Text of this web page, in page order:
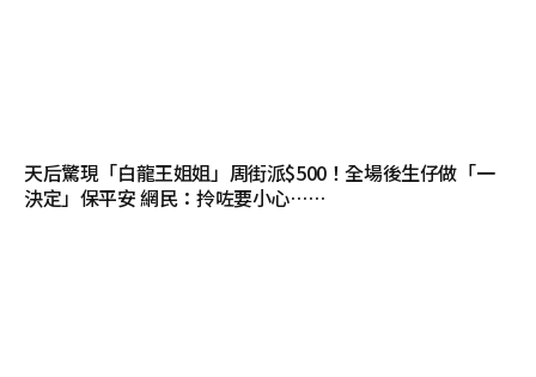
天后驚現「白龍王姐姐」周街派$500！全場後生仔做「一
決定」保平安 網民：拎咗要小心……